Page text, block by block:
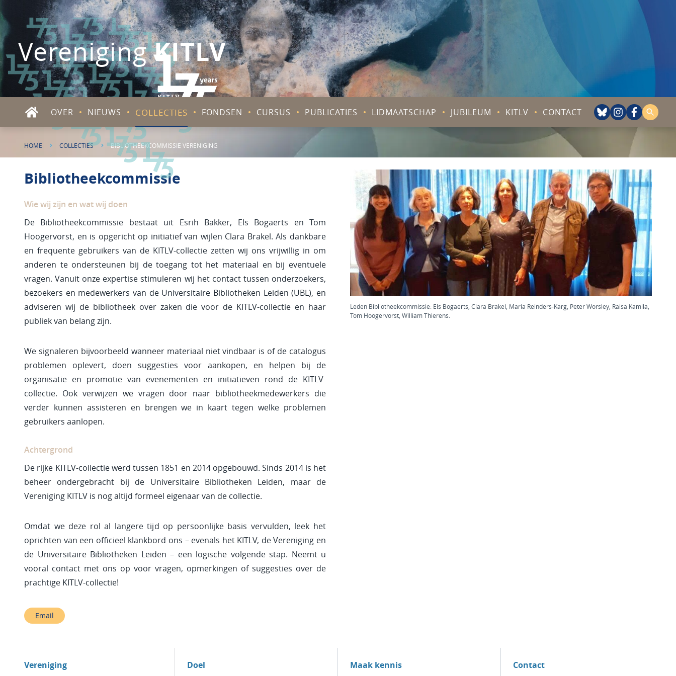
VerenigingKITLV
OVER NIEUWS COLLECTIES FONDSEN CURSUS PUBLICATIES LIDMAATSCHAP JUBILEUM KITLV CONTACT
HOME COLLECTIES BIBLIOTHEEKCOMMISSIE VERENIGING
Leden Bibliotheekcommissie: Els Bogaerts, Clara Brakel, Maria Reinders-Karg, Peter Worsley, Raisa Kamila,
Tom Hoogervorst, William Thierens.
Bibliotheekcommissie
Wie wij zijn en wat wij doen
De Bibliotheekcommissie bestaat uit Esrih Bakker, Els Bogaerts en Tom
Hoogervorst, en is opgericht op initiatief van wijlen Clara Brakel. Als dankbare
en frequente gebruikers van de KITLV-collectie zetten wij ons vrijwillig in om
anderen te ondersteunen bij de toegang tot het materiaal en bij eventuele
vragen. Vanuit onze expertise stimuleren wij het contact tussen onderzoekers,
bezoekers en medewerkers van de Universitaire Bibliotheken Leiden (UBL), en
adviseren wij de bibliotheek over zaken die voor de KITLV-collectie en haar
publiek van belang zijn.
We signaleren bijvoorbeeld wanneer materiaal niet vindbaar is of de catalogus
problemen oplevert, doen suggesties voor aankopen, en helpen bij de
organisatie en promotie van evenementen en initiatieven rond de KITLV-
collectie. Ook verwijzen we vragen door naar bibliotheekmedewerkers die
verder kunnen assisteren en brengen we in kaart tegen welke problemen
gebruikers aanlopen.
Achtergrond
De rijke KITLV-collectie werd tussen 1851 en 2014 opgebouwd. Sinds 2014 is het
beheer ondergebracht bij de Universitaire Bibliotheken Leiden, maar de
Vereniging KITLV is nog altijd formeel eigenaar van de collectie.
Omdat we deze rol al langere tijd op persoonlijke basis vervulden, leek het
oprichten van een officieel klankbord ons – evenals het KITLV, de Vereniging en
de Universitaire Bibliotheken Leiden – een logische volgende stap. Neemt u
vooral contact met ons op voor vragen, opmerkingen of suggesties over de
prachtige KITLV-collectie!
Email
Vereniging Doel Maak kennis Contact